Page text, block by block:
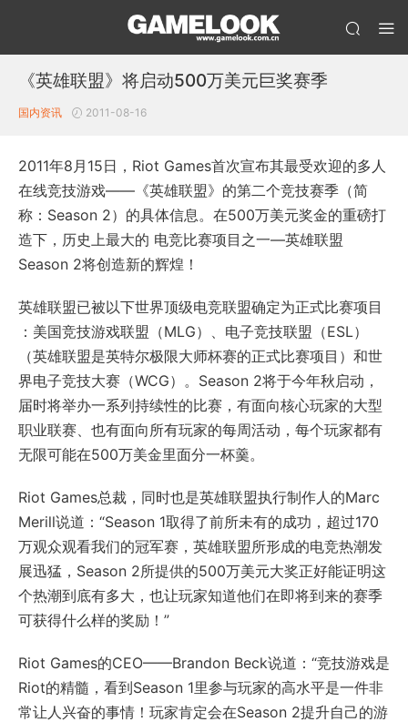
《英雄联盟》将启动500万美元巨奖赛季
国内资讯 2011-08-16
2011年8月15日，Riot Games首次宣布其最受欢迎的多人
在线竞技游戏——《英雄联盟》的第二个竞技赛季（简
称：Season 2）的具体信息。在500万美元奖金的重磅打
造下，历史上最大的 电竞比赛项目之一—英雄联盟
Season 2将创造新的辉煌！
英雄联盟已被以下世界顶级电竞联盟确定为正式比赛项目
：美国竞技游戏联盟（MLG）、电子竞技联盟（ESL）
（英雄联盟是英特尔极限大师杯赛的正式比赛项目）和世
界电子竞技大赛（WCG）。Season 2将于今年秋启动，
届时将举办一系列持续性的比赛，有面向核心玩家的大型
职业联赛、也有面向所有玩家的每周活动，每个玩家都有
无限可能在500万美金里面分一杯羹。
Riot Games总裁，同时也是英雄联盟执行制作人的Marc
Merill说道：“Season 1取得了前所未有的成功，超过170
万观众观看我们的冠军赛，英雄联盟所形成的电竞热潮发
展迅猛，Season 2所提供的500万美元大奖正好能证明这
个热潮到底有多大，也让玩家知道他们在即将到来的赛季
可获得什么样的奖励！”
Riot Games的CEO——Brandon Beck说道：“竞技游戏是
Riot的精髓，看到Season 1里参与玩家的高水平是一件非
常让人兴奋的事情！玩家肯定会在Season 2提升自己的游